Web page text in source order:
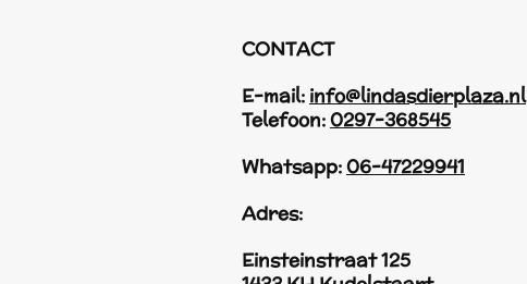
CONTACT
E-mail: info@lindasdierplaza.nl
Telefoon:0297-368545
Whatsapp:06-47229941
Adres:
Einsteinstraat 125